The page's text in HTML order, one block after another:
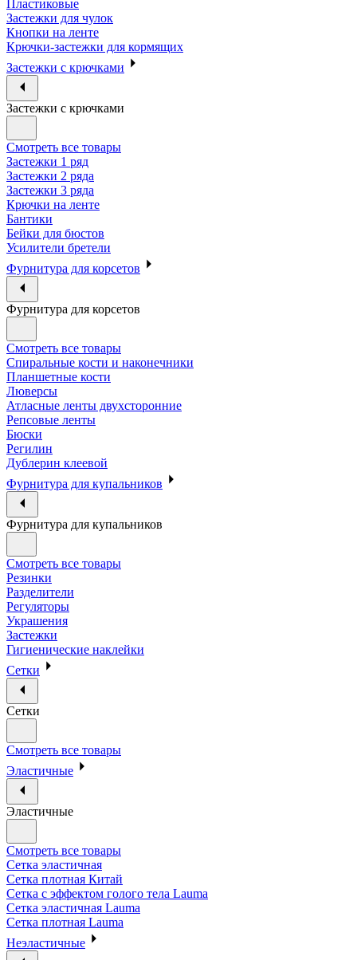
Пластиковые
Застежки для чулок
Кнопки на ленте
Крючки-застежки для кормящих
Застежки с крючками
Застежки с крючками
Смотреть все товары
Застежки 1 ряд
Застежки 2 ряда
Застежки 3 ряда
Крючки на ленте
Бантики
Бейки для бюстов
Усилители бретели
Фурнитура для корсетов
Фурнитура для корсетов
Смотреть все товары
Спиральные кости и наконечники
Планшетные кости
Люверсы
Атласные ленты двухсторонние
Репсовые ленты
Бюски
Регилин
Дублерин клеевой
Фурнитура для купальников
Фурнитура для купальников
Смотреть все товары
Резинки
Разделители
Регуляторы
Украшения
Застежки
Гигиенические наклейки
Сетки
Сетки
Смотреть все товары
Эластичные
Эластичные
Смотреть все товары
Сетка эластичная
Сетка плотная Китай
Сетка с эффектом голого тела Lauma
Сетка эластичная Lauma
Сетка плотная Lauma
Неэластичные